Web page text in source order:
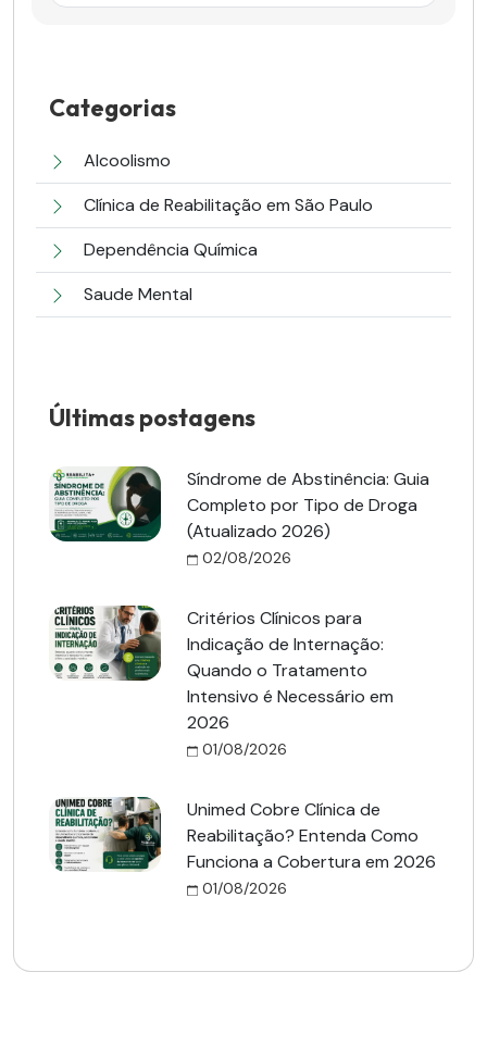
Categorias
Alcoolismo
Clínica de Reabilitação em São Paulo
Dependência Química
Saude Mental
Últimas postagens
Síndrome de Abstinência: Guia
Completo por Tipo de Droga
(Atualizado 2026)
02/08/2026
Critérios Clínicos para
Indicação de Internação:
Quando o Tratamento
Intensivo é Necessário em
2026
01/08/2026
Unimed Cobre Clínica de
Reabilitação? Entenda Como
Funciona a Cobertura em 2026
01/08/2026